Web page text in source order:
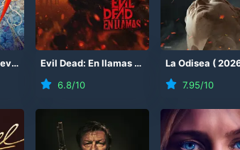
Spider-Man: Un nuevo día (2026)
Evil Dead: En llamas (2026
)
6.8/10
La Odisea (
7.95/10